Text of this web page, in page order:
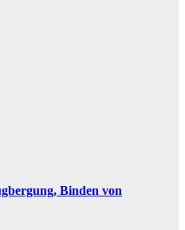
Binden von